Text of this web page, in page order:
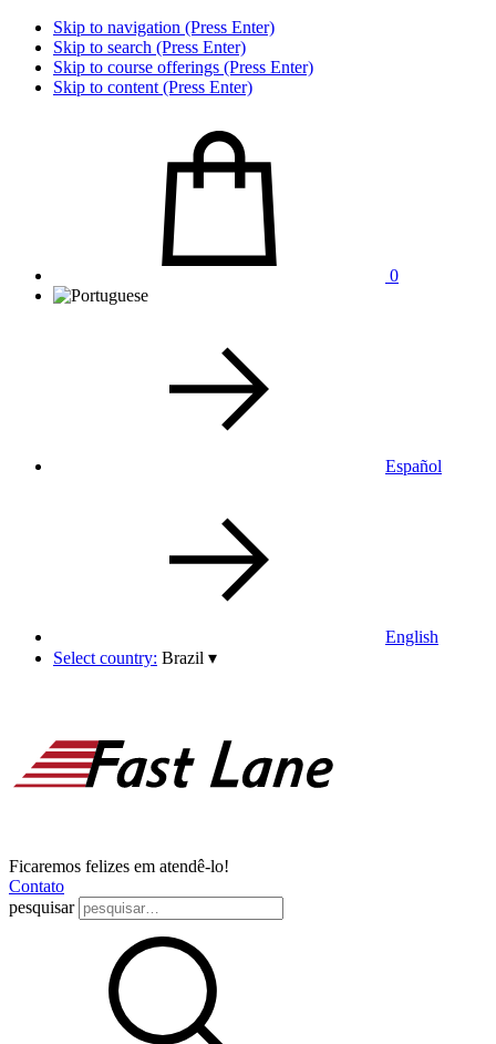
Skip to navigation (Press Enter)
Skip to search (Press Enter)
Skip to course offerings (Press Enter)
Skip to content (Press Enter)
0
Español
English
Select country: Brazil ▾
Ficaremos felizes em atendê-lo!
Contato
pesquisar